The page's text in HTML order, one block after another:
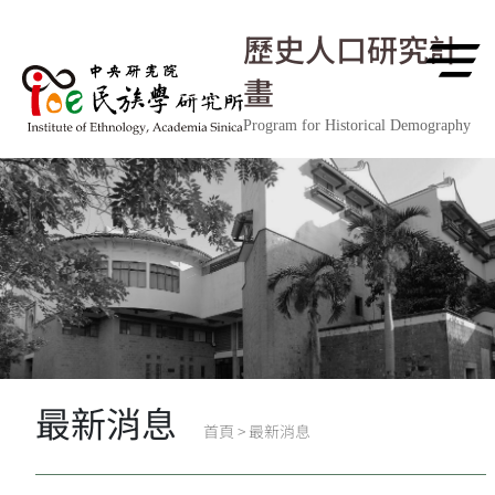
歷史人口研究計
畫
Program for Historical Demography
最新消息 首頁 > 最新消息